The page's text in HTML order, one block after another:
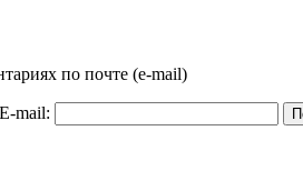
по почте (e-mail)
E-mail: